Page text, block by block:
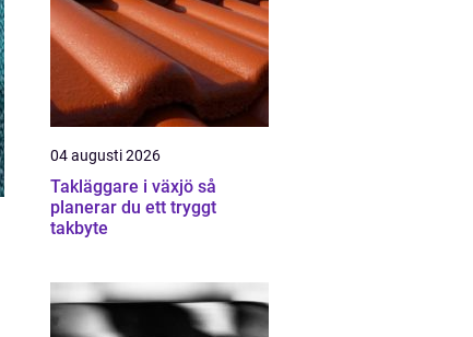
04 augusti 2026
Takläggare i växjö så
planerar du ett tryggt
takbyte